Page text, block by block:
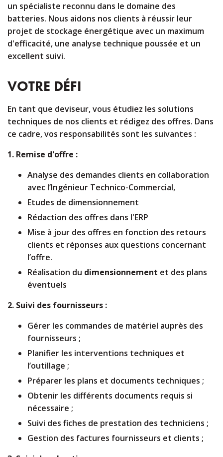
un spécialiste reconnu dans le domaine des
batteries. Nous aidons nos clients à réussir leur
projet de stockage énergétique avec un maximum
d'efficacité, une analyse technique poussée et un
excellent suivi.
VOTRE DÉFI
En tant que deviseur, vous étudiez les solutions
techniques de nos clients et rédigez des offres. Dans
ce cadre, vos responsabilités sont les suivantes :
1. Remise d'offre :
Analyse des demandes clients en collaboration
avec l’Ingénieur Technico-Commercial,
Etudes de dimensionnement
Rédaction des offres dans l'ERP
Mise à jour des offres en fonction des retours
clients et réponses aux questions concernant
l’offre.
Réalisation du dimensionnement et des plans
éventuels
2. Suivi des fournisseurs :
Gérer les commandes de matériel auprès des
fournisseurs ;
Planifier les interventions techniques et
l’outillage ;
Préparer les plans et documents techniques ;
Obtenir les différents documents requis si
nécessaire ;
Suivi des fiches de prestation des techniciens ;
Gestion des factures fournisseurs et clients ;